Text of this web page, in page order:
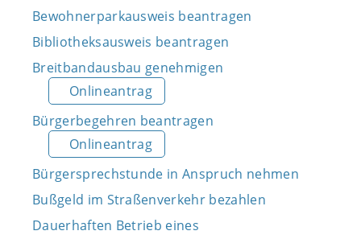
Bewohnerparkausweis beantragen
Bibliotheksausweis beantragen
Breitbandausbau genehmigen
Onlineantrag
Bürgerbegehren beantragen
Onlineantrag
Bürgersprechstunde in Anspruch nehmen
Bußgeld im Straßenverkehr bezahlen
Dauerhaften Betrieb eines